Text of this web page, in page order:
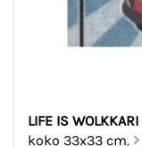
koko 33x33 cm.